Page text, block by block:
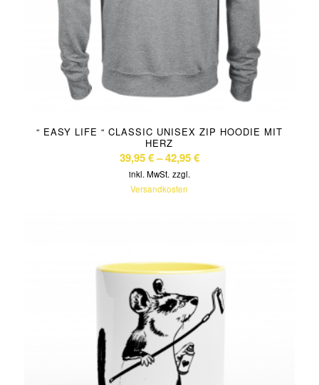
“ EASY LIFE “ CLASSIC UNISEX ZIP HOODIE MIT
HERZ
39,95€–42,95€
inkl. MwSt. zzgl.
Versandkosten